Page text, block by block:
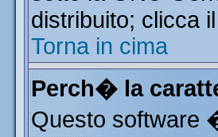
distribuito; clicca
Torna in cima
Perch� la
Questo software